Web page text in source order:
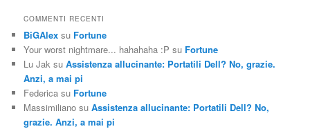
COMMENTI RECENTI
BiGAlex su Fortune
Your worst nightmare... hahahaha :P su Fortune
Lu Jak suAssistenza allucinante: Portatili Dell? No, grazie.
Anzi, a mai pi
Federica su Fortune
Massimiliano suAssistenza allucinante: Portatili Dell? No,
grazie. Anzi, a mai pi